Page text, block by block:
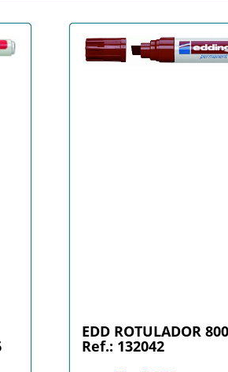
EDD ROTULADOR
Ref.: 132042